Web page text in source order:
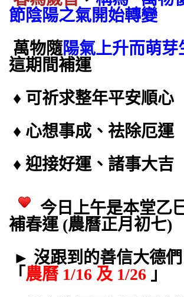
節陰陽之氣開始轉變
萬物隨陽氣上升而萌芽
這期間補運
♦ 可祈求整年平安順心
♦ 心想事成、祛除厄運
♦ 迎接好運、諸事大吉
今日上午是本堂乙
補春運 (農曆正月初七)
► 沒跟到的善信大德
「 農曆 1/16 及 1/26 」